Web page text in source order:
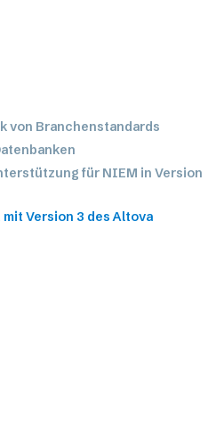
von Branchenstandards
für NIEM in Version
Version 3 des Altova